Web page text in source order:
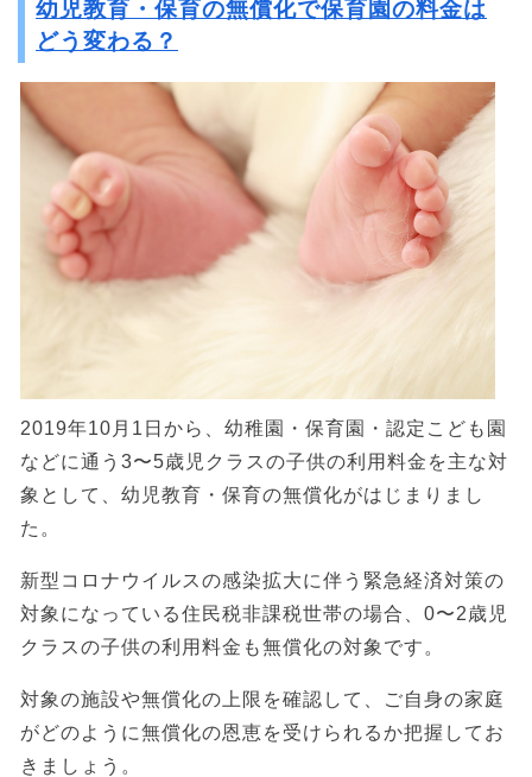
幼児教育・保育の無償化で保育園の料金は
どう変わる？
2019年10月1日から、幼稚園・保育園・認定こども園
などに通う3〜5歳児クラスの子供の利用料金を主な対
象として、幼児教育・保育の無償化がはじまりまし
た。
新型コロナウイルスの感染拡大に伴う緊急経済対策の
対象になっている住民税非課税世帯の場合、0〜2歳児
クラスの子供の利用料金も無償化の対象です。
対象の施設や無償化の上限を確認して、ご自身の家庭
がどのように無償化の恩恵を受けられるか把握してお
きましょう。